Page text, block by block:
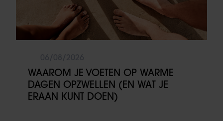
WAAROM JE VOETEN OP WARME
DAGEN OPZWELLEN (EN WAT JE
ERAAN KUNT DOEN)